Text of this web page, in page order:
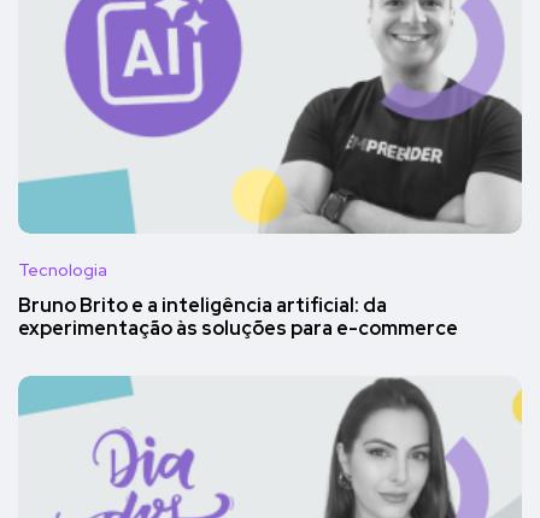
Tecnologia
Bruno Brito e a inteligência artificial: da
experimentação às soluções para e-commerce